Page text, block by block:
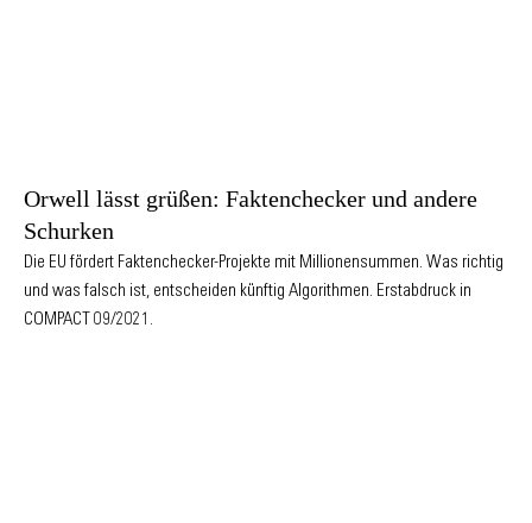
Orwell lässt grüßen: Faktenchecker und andere
Schurken
Die EU fördert Faktenchecker-Projekte mit Millionensummen. Was richtig
und was falsch ist, entscheiden künftig Algorithmen. Erstabdruck in
COMPACT 09/2021.